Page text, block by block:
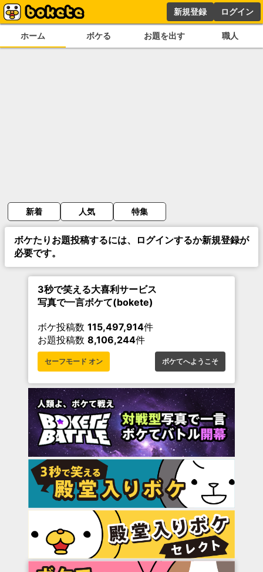
新規登録 ログイン
ホーム ボケる お題を出す 職人
新着 人気 特集
ボケたりお題投稿するには、ログインするか新規登録が
必要です。
3秒で笑える大喜利サービス
写真で一言ボケて(bokete)
ボケ投稿数 115,497,914件
お題投稿数 8,106,244件
セーフモード オン ボケてへようこそ